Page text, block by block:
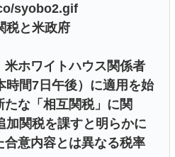
syobo2.gif
税と米政府
ホワイトハウス関係者
時間7日午後）に適用を始
な「相互関税」に関
加関税を課すと明らかに
合意内容とは異なる税率